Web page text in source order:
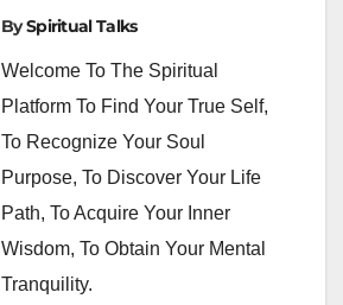
BySpiritual Talks
Welcome To The Spiritual
Platform To Find Your True Self,
To Recognize Your Soul
Purpose, To Discover Your Life
Path, To Acquire Your Inner
Wisdom, To Obtain Your Mental
Tranquility.